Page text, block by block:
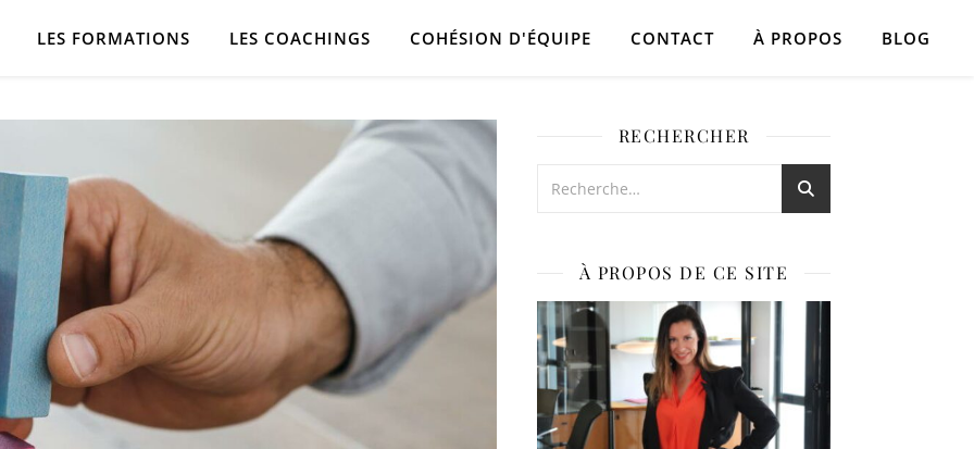
LES FORMATIONS LES COACHINGS COHÉSION D'ÉQUIPE CONTACT À PROPOS BLOG
RECHERCHER
À PROPOS DE CE SITE